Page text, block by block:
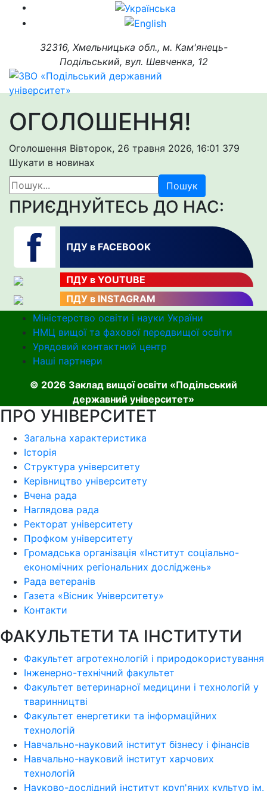
32316, Хмельницька обл., м. Кам'янець-
Подільський, вул. Шевченка, 12
ОГОЛОШЕННЯ!
Оголошення Вівторок, 26 травня 2026, 16:01 379
Шукати в новинах
Пошук
ПРИЄДНУЙТЕСЬ ДО НАС:
ПДУ в FACEBOOK
ПДУ в YOUTUBE
ПДУ в INSTAGRAM
Міністерство освіти і науки України
НМЦ вищої та фахової передвищої освіти
Урядовий контактний центр
Наші партнери
© 2026 Заклад вищої освіти «Подільський
державний університет»
ПРО УНІВЕРСИТЕТ
Загальна характеристика
Історія
Структура університету
Керівництво університету
Вчена рада
Наглядова рада
Ректорат університету
Профком університету
Громадська організація «Інститут соціально-
економічних регіональних досліджень»
Рада ветеранів
Газета «Вісник Університету»
Контакти
ФАКУЛЬТЕТИ ТА ІНСТИТУТИ
Факультет агротехнологій і природокористування
Інженерно-технічний факультет
Факультет ветеринарної медицини і технологій у
тваринництві
Факультет енергетики та інформаційних
технологій
Навчально-науковий інститут бізнесу і фінансів
Навчально-науковий інститут харчових
технологій
Науково-дослідний інститут круп'яних культур ім.